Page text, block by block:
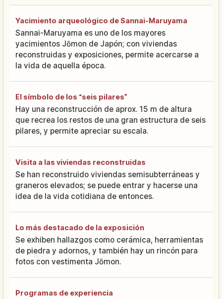
Yacimiento arqueológico de Sannai-Maruyama
Sannai-Maruyama es uno de los mayores
yacimientos Jōmon de Japón; con viviendas
reconstruidas y exposiciones, permite acercarse a
la vida de aquella época.
El símbolo de los “seis pilares”
Hay una reconstrucción de aprox. 15 m de altura
que recrea los restos de una gran estructura de seis
pilares, y permite apreciar su escala.
Visita a las viviendas reconstruidas
Se han reconstruido viviendas semisubterráneas y
graneros elevados; se puede entrar y hacerse una
idea de la vida cotidiana de entonces.
Lo más destacado de la exposición
Se exhiben hallazgos como cerámica, herramientas
de piedra y adornos, y también hay un rincón para
fotos con vestimenta Jōmon.
Programas de experiencia